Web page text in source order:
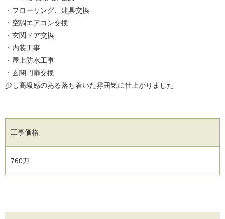
・フローリング、建具交換
・空調エアコン交換
・玄関ドア交換
・内装工事
・屋上防水工事
・玄関門扉交換
少し高級感のある落ち着いた雰囲気に仕上がりました
工事価格
760万